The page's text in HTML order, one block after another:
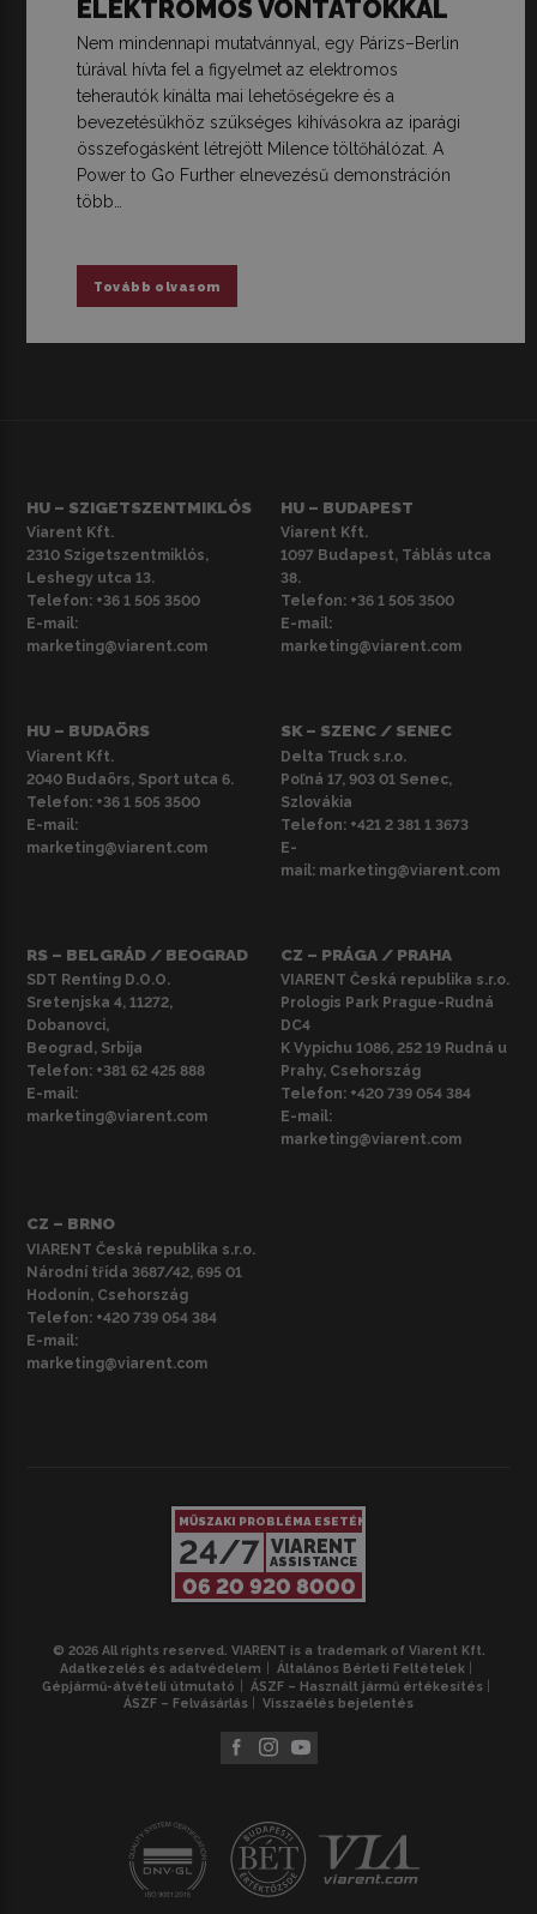
ELEKTROMOS VONTATÓKKAL
Nem mindennapi mutatvánnyal, egy Párizs–Berlin
túrával hívta fel a figyelmet az elektromos
teherautók kínálta mai lehetőségekre és a
bevezetésükhöz szükséges kihívásokra az iparági
összefogásként létrejött Milence töltőhálózat. A
Power to Go Further elnevezésű demonstráción
több…
Tovább olvasom
HU – SZIGETSZENTMIKLÓS
Viarent Kft.
2310 Szigetszentmiklós,
Leshegy utca 13.
Telefon: +36 1 505 3500
E-mail:
marketing@viarent.com
HU – BUDAPEST
Viarent Kft.
1097 Budapest, Táblás utca
38.
Telefon: +36 1 505 3500
E-mail:
marketing@viarent.com
HU – BUDAÖRS
Viarent Kft.
2040 Budaörs, Sport utca 6.
Telefon: +36 1 505 3500
E-mail:
marketing@viarent.com
SK – SZENC / SENEC
Delta Truck s.r.o.
Poľná 17, 903 01 Senec,
Szlovákia
Telefon: +421 2 381 1 3673
E-
mail: marketing@viarent.com
RS – BELGRÁD / BEOGRAD
SDT Renting D.O.O.
Sretenjska 4, 11272,
Dobanovci,
Beograd, Srbija
Telefon: +381 62 425 888
E-mail:
marketing@viarent.com
CZ – PRÁGA / PRAHA
VIARENT Česká republika s.r.o.
Prologis Park Prague-Rudná
DC4
K Vypichu 1086, 252 19 Rudná u
Prahy, Csehország
Telefon: +420 739 054 384
E-mail:
marketing@viarent.com
CZ – BRNO
VIARENT Česká republika s.r.o.
Národní třída 3687/42, 695 01
Hodonín, Csehország
Telefon: +420 739 054 384
E-mail:
marketing@viarent.com
MŰSZAKI PROBLÉMA ESETÉN
24/7 VIARENT
ASSISTANCE
06 20 920 8000
© 2026 All rights reserved. VIARENT is a trademark of Viarent Kft.
Adatkezelés és adatvédelem
Általános Bérleti Feltételek
Gépjármű-átvételi útmutató
ÁSZF – Használt jármű értékesítés
ÁSZF – Felvásárlás
Visszaélés bejelentés